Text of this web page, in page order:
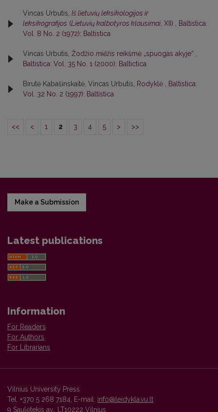
Vincas Urbutis, Iš lietuvių leksikologijos ir
leksikografijos (Lietuvių kalbotyros klausimai, XII) , Baltistica:
Vol. 8 No. 2 (1972): Baltistica
Vincas Urbutis, Žodžio miẽžis reikšmė „spuogas akyje“ ,
Baltistica: Vol. 35 No. 1 (2000): Baltictica
Birutė Kabašinskaitė, Vincas Urbutis, Rodyklė , Baltistica:
Vol. 32 No. 2 (1997): Baltistica
<< < 1 2 3 4 5 > >>
Make a Submission
Latest publications
Information
For Readers
For Authors
For Librarians
Vilnius University Press
Tel. +370 5 268 7184, E-mail: info@leidykla.vu.lt
9 Saulėtekis av., LT10222 Vilnius